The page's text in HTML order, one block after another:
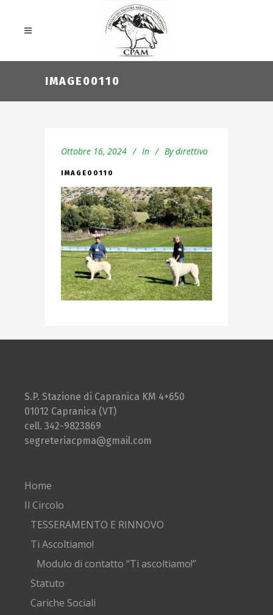
IMAGE00110
Ottobre 16, 2024 In By direttivo
IMAGE00110
S.P. Stazione di Capranica KM 4+650
01012 Capranica (VT)
cell. 342-9823869
segreteriacpma@gmail.com
Home
Il Circolo
TESSERAMENTO E RINNOVO
Ti Ascoltiamo!
Modulo di contatto “Ti ascoltiamo!”
Statuto
Cariche Sociali